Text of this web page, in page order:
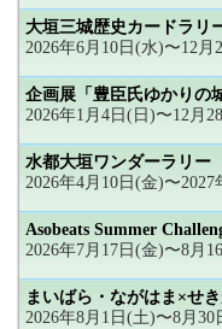
大垣三城歴史カードラリ
2026年6月10日(水)〜12月
企画展「豊臣氏ゆかりの
2026年1月4日(日)〜12月
水都大垣ワンダーラリー
2026年4月10日(金)〜2027
Asobeats Summer
2026年7月17日(金)〜8月
まいばら・ながはま×せ
2026年8月1日(土)〜8月30